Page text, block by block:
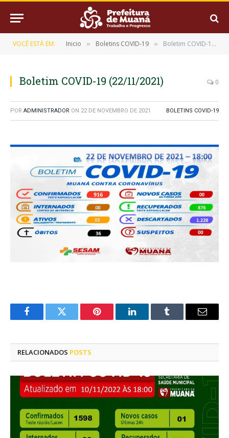
VOCÊ ESTÁ EM: Inicio » Boletins COVID-19 » Boletim COVID-19 (22/11/2021)
Boletim COVID-19 (22/11/2021) 0
POR ADMINISTRADOR ON 22 DE NOVEMBRO DE 2021 BOLETINS COVID-19
FacebookTwitter Pinterest LinkedInTumblr
E-
RELACIONADOS POSTS